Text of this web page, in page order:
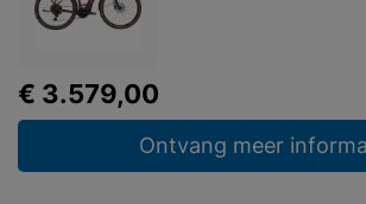
€ 3.579,00
Ontvang meer